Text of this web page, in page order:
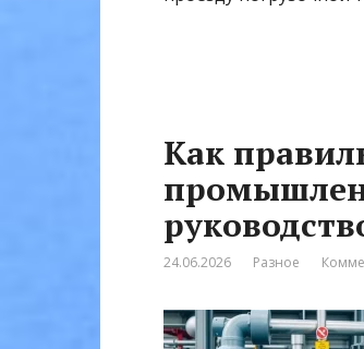
Как
24.06.2026 Разное